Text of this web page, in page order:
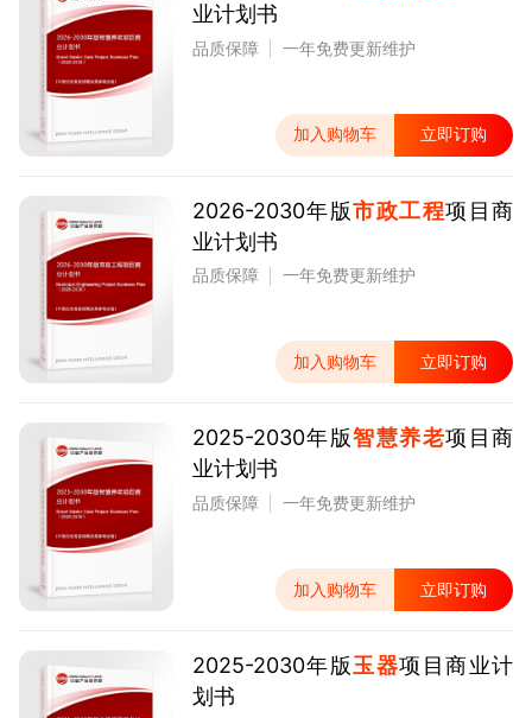
业计划书
品质保障 一年免费更新维护
加入购物车 立即订购
2026-2030年版市政工程项目商
业计划书
品质保障 一年免费更新维护
加入购物车 立即订购
2025-2030年版智慧养老项目商
业计划书
品质保障 一年免费更新维护
加入购物车 立即订购
2025-2030年版玉器项目商业计
划书